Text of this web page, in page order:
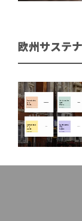
欧州サステ